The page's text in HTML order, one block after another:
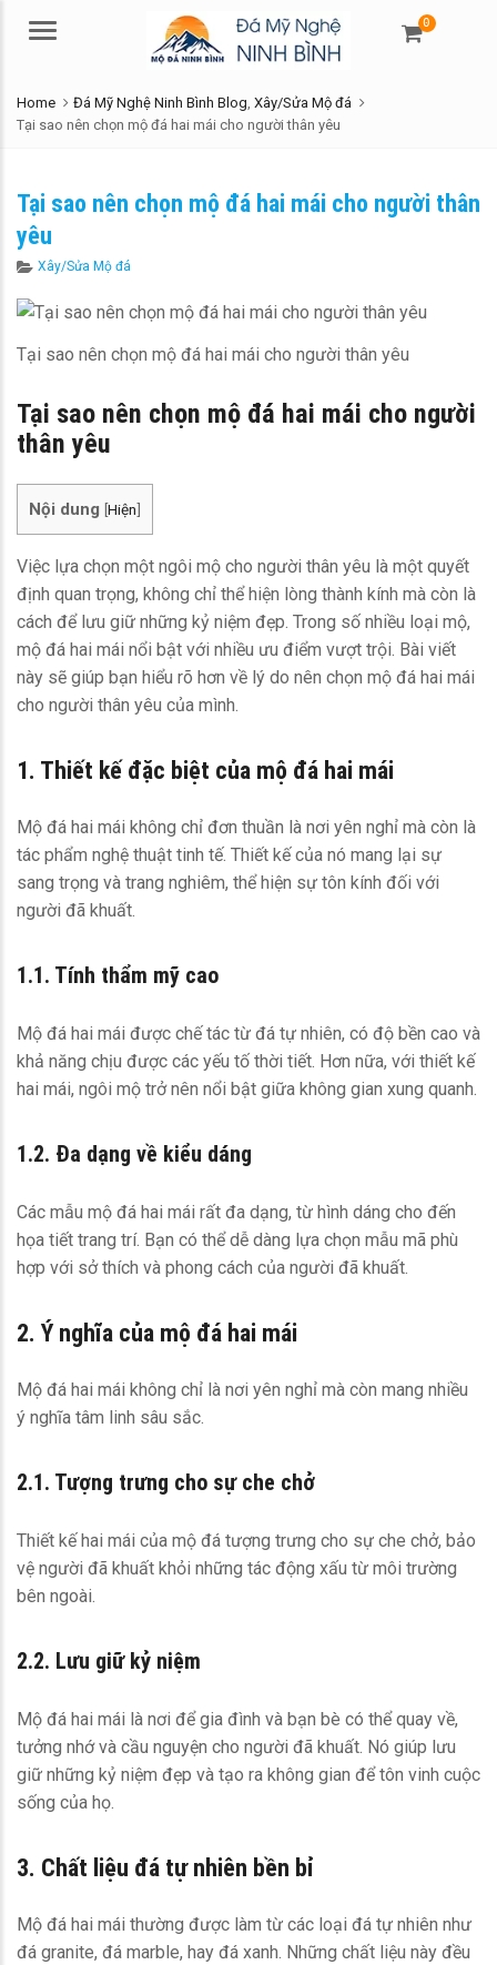
Menu
0
Home Đá Mỹ Nghệ Ninh Bình Blog Xây/Sửa Mộ đá
Tại sao nên chọn mộ đá hai mái cho người thân yêu
Tại sao nên chọn mộ đá hai mái cho người thân
yêu
Categories
Xây/Sửa Mộ đá
Tại sao nên chọn mộ đá hai mái cho người thân yêu
Tại sao nên chọn mộ đá hai mái cho người
thân yêu
Nội dung [Hiện]
Việc lựa chọn một ngôi mộ cho người thân yêu là một quyết
định quan trọng, không chỉ thể hiện lòng thành kính mà còn là
cách để lưu giữ những kỷ niệm đẹp. Trong số nhiều loại mộ,
mộ đá hai mái nổi bật với nhiều ưu điểm vượt trội. Bài viết
này sẽ giúp bạn hiểu rõ hơn về lý do nên chọn mộ đá hai mái
cho người thân yêu của mình.
1. Thiết kế đặc biệt của mộ đá hai mái
Mộ đá hai mái không chỉ đơn thuần là nơi yên nghỉ mà còn là
tác phẩm nghệ thuật tinh tế. Thiết kế của nó mang lại sự
sang trọng và trang nghiêm, thể hiện sự tôn kính đối với
người đã khuất.
1.1. Tính thẩm mỹ cao
Mộ đá hai mái được chế tác từ đá tự nhiên, có độ bền cao và
khả năng chịu được các yếu tố thời tiết. Hơn nữa, với thiết kế
hai mái, ngôi mộ trở nên nổi bật giữa không gian xung quanh.
1.2. Đa dạng về kiểu dáng
Các mẫu mộ đá hai mái rất đa dạng, từ hình dáng cho đến
họa tiết trang trí. Bạn có thể dễ dàng lựa chọn mẫu mã phù
hợp với sở thích và phong cách của người đã khuất.
2. Ý nghĩa của mộ đá hai mái
Mộ đá hai mái không chỉ là nơi yên nghỉ mà còn mang nhiều
ý nghĩa tâm linh sâu sắc.
2.1. Tượng trưng cho sự che chở
Thiết kế hai mái của mộ đá tượng trưng cho sự che chở, bảo
vệ người đã khuất khỏi những tác động xấu từ môi trường
bên ngoài.
2.2. Lưu giữ kỷ niệm
Mộ đá hai mái là nơi để gia đình và bạn bè có thể quay về,
tưởng nhớ và cầu nguyện cho người đã khuất. Nó giúp lưu
giữ những kỷ niệm đẹp và tạo ra không gian để tôn vinh cuộc
sống của họ.
3. Chất liệu đá tự nhiên bền bỉ
Mộ đá hai mái thường được làm từ các loại đá tự nhiên như
đá granite, đá marble, hay đá xanh. Những chất liệu này đều